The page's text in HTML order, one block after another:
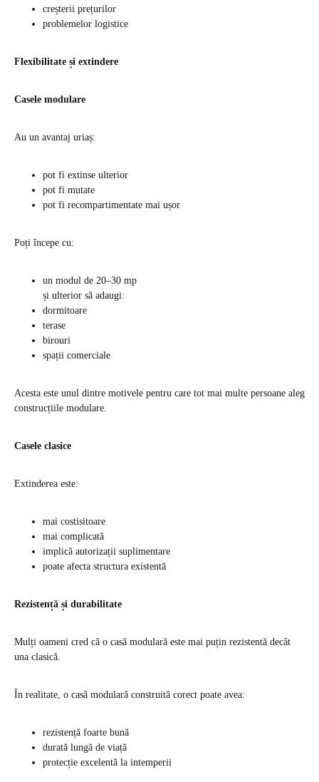
creșterii prețurilor
problemelor logistice
Flexibilitate și extindere
Casele modulare
Au un avantaj uriaș:
pot fi extinse ulterior
pot fi mutate
pot fi recompartimentate mai ușor
Poți începe cu:
un modul de 20–30 mp
și ulterior să adaugi:
dormitoare
terase
birouri
spații comerciale
Acesta este unul dintre motivele pentru care tot mai multe persoane aleg
construcțiile modulare.
Casele clasice
Extinderea este:
mai costisitoare
mai complicată
implică autorizații suplimentare
poate afecta structura existentă
Rezistență și durabilitate
Mulți oameni cred că o casă modulară este mai puțin rezistentă decât
una clasică.
În realitate, o casă modulară construită corect poate avea:
rezistență foarte bună
durată lungă de viață
protecție excelentă la intemperii